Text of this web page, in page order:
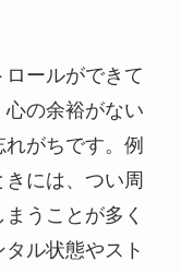
ールができて
の余裕がない
がちです。例
には、つい周
うことが多く
ル状態やスト